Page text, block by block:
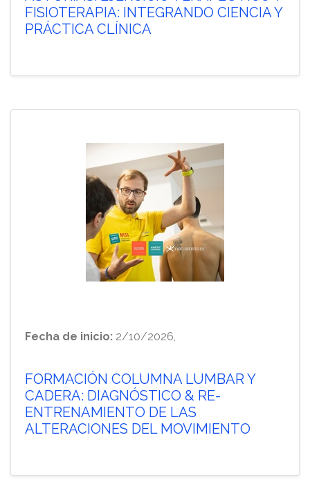
FISIOTERAPIA: INTEGRANDO CIENCIA Y
PRÁCTICA CLÍNICA
Fecha de inicio: 2/10/2026,
FORMACIÓN COLUMNA LUMBAR Y
CADERA: DIAGNÓSTICO & RE-
ENTRENAMIENTO DE LAS
ALTERACIONES DEL MOVIMIENTO